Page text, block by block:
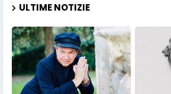
ULTIME NOTIZIE